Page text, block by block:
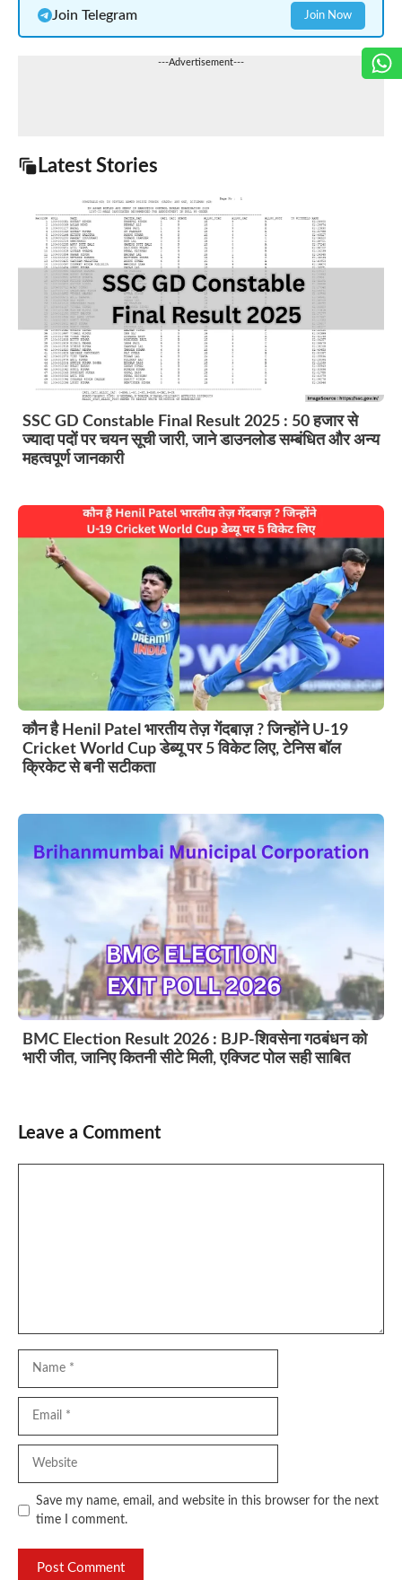
Join Telegram Join Now
---Advertisement---
Latest Stories
SSC GD Constable Final Result 2025 : 50 हजार से
ज्यादा पदों पर चयन सूची जारी, जाने डाउनलोड सम्बंधित और अन्य
महत्वपूर्ण जानकारी
कौन है Henil Patel भारतीय तेज़ गेंदबाज़ ? जिन्होंने U-19
Cricket World Cup डेब्यू पर 5 विकेट लिए, टेनिस बॉल
क्रिकेट से बनी सटीकता
BMC Election Result 2026 : BJP-शिवसेना गठबंधन को
भारी जीत, जानिए कितनी सीटे मिली, एक्जिट पोल सही साबित
Leave a Comment
Save my name, email, and website in this browser for the next
time I comment.